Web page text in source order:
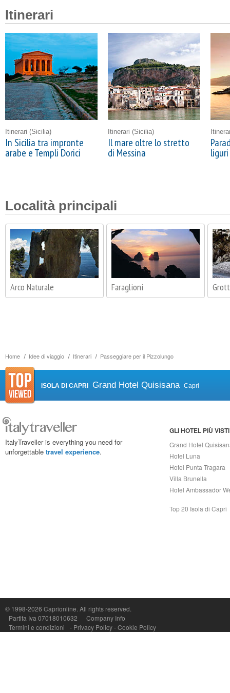
Home Idee di viaggio Itinerari Passeggiare per il Pizzolungo
Itinerari
Itinerari (Sicilia)
In Sicilia tra impronte
arabe e Templi Dorici
Itinerari (Sicilia)
Il mare oltre lo stretto
di Messina liguri
Località principali
Arco Naturale Faraglioni
ISOLA DI CAPRI Grand Hotel Quisisana Capri
ItalyTraveller is everything you need for
unforgettable travel experience.
GLI HOTEL PIÙ VISTI
Grand Hotel
Hotel Luna
Hotel Punta Tragara
Villa Brunella
Hotel Ambassador
Top 20 Isola di Capri
© 1998-2026 Caprionline. All rights reserved.
Partita Iva 07018010632
Company Info
Termini e condizioni
- Privacy Policy-Cookie Policy
P.Iva, C.F. e n.Reg.Imprese Napoli: 07018010632 - Rea n.557643